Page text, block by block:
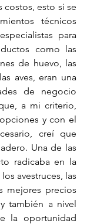
esto si se
técnicos
para
como las
de huevo, las
aves, eran una
de negocio
a mi criterio,
y con el
creí que
Una de las
radicaba en la
avestruces, las
mejores precios
también a nivel
la oportunidad